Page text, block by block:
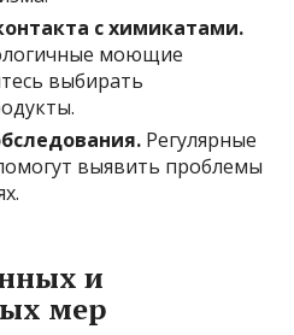
с химикатами.
моющие
выбирать
Регулярные
выявить проблемы
и
мер